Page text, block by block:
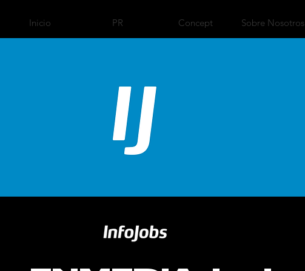
Inicio PR Concept Sobre Nosotros